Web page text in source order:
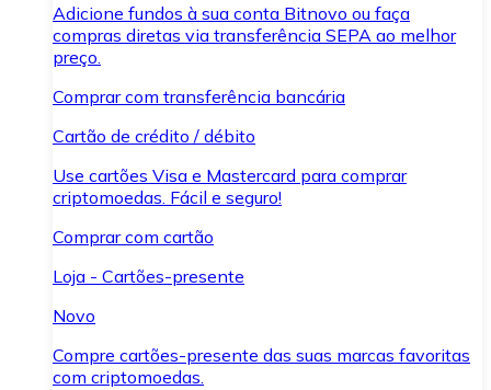
Adicione fundos à sua conta Bitnovo ou faça
compras diretas via transferência SEPA ao melhor
preço.
Comprar com transferência bancária
Cartão de crédito / débito
Use cartões Visa e Mastercard para comprar
criptomoedas. Fácil e seguro!
Comprar com cartão
Loja - Cartões-presente
Novo
Compre cartões-presente das suas marcas favoritas
com criptomoedas.